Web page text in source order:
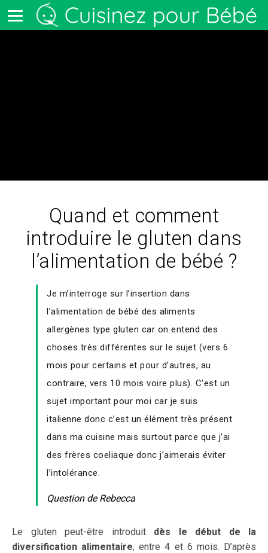
Quand et comment
introduire le gluten dans
l’alimentation de bébé ?
Je m’interroge sur l’insertion dans
l’alimentation de bébé des aliments
allergènes type gluten car on entend des
choses très différentes sur le sujet (vers 6
mois pour certains et pour d’autres, au
contraire, vers 10 mois voire plus). C’est un
sujet important pour moi car je suis
italienne donc c’est un élément très présent
dans ma cuisine mais surtout parce que j’ai
des frères coeliaque donc j’aimerais éviter
l’intolérance.
Question de Rebecca
Le gluten peut-être introduit dès le début de la
diversification alimentaire, entre 4 et 6 mois. D’après